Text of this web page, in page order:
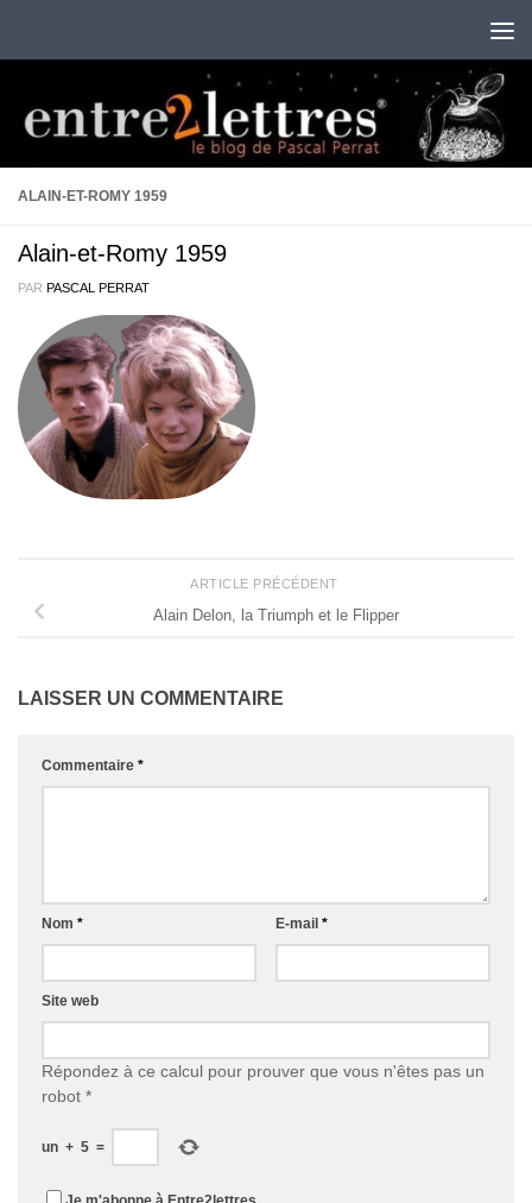
ALAIN-ET-ROMY 1959
Alain-et-Romy 1959
PAR PASCAL PERRAT
ARTICLE PRÉCÉDENT
Alain Delon, la Triumph et le Flipper
LAISSER UN COMMENTAIRE
Commentaire *
Nom * E-mail *
Site web
Répondez à ce calcul pour prouver que vous n'êtes pas un
robot *
un + 5 =